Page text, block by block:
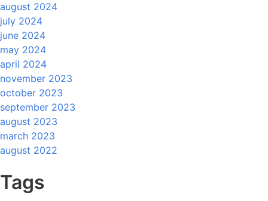
august 2024
july 2024
june 2024
may 2024
april 2024
november 2023
october 2023
september 2023
august 2023
march 2023
august 2022
Tags